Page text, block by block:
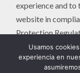
Selección Argentina
Usamos
experiencia en
experience and
website in
Protection
future tracking, a
remember this